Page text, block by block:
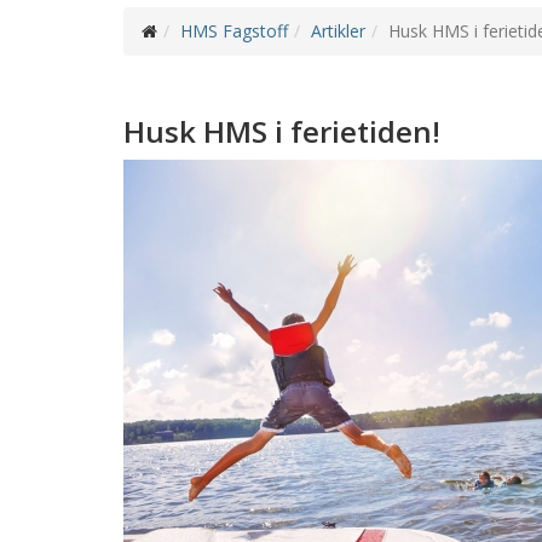
HMS Fagstoff Artikler Husk HMS i
Husk HMS i ferietiden!